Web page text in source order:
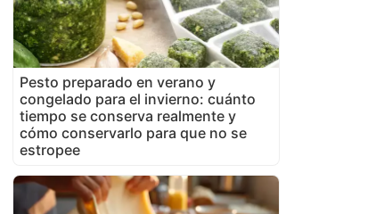
Pesto preparado en verano y
congelado para el invierno: cuánto
tiempo se conserva realmente y
cómo conservarlo para que no se
estropee